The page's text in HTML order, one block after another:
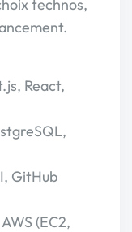
technos,
React,
GitHub
(EC2,